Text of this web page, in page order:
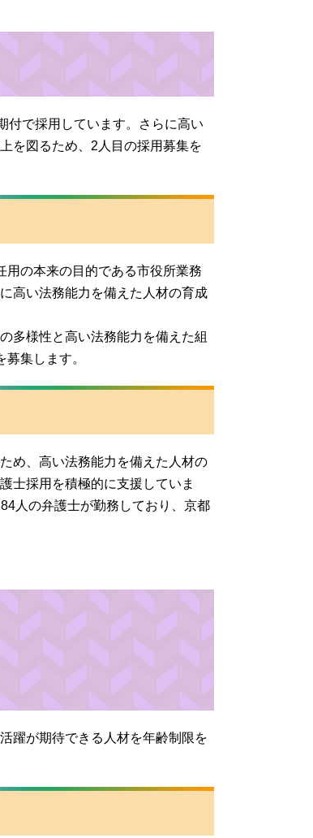
付で採用しています。さらに高い
を図るため、2人目の採用募集を
用の本来の目的である市役所業務
高い法務能力を備えた人材の育成
多様性と高い法務能力を備えた組
集します。
め、高い法務能力 を備えた人材の
士採用 を積極的に支援していま
人の弁護士が勤務しており、 京都
躍が期待できる人材を年齢制限を